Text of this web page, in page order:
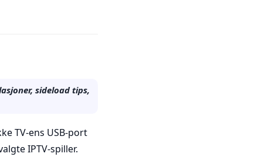
sideload tips,
TV-ens USB-port
IPTV-spiller.